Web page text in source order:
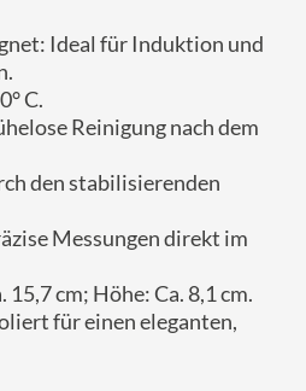
Ideal für Induktion und
C.
Reinigung nach dem
den stabilisierenden
Messungen direkt im
cm; Höhe: Ca. 8,1 cm.
für einen eleganten,